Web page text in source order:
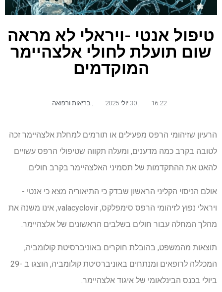
טיפול אנטי -ויראלי לא מראה
שום תועלת לחולי אלצהיימר
המוקדמים
16:22 30 יולי 2025 בריאות ורפואה
הרעיון שזיהומי הרפס מפעילים או תורמים למחלת אלצהיימר זכה
לטובה בקרב כמה מדענים, ומעלה תקווה שטיפולי הרפס עשויים
להאט את ההתקדמות של תסמיני האלצהיימר בקרב חולים.
אולם הניסוי הקליני הראשון שבדק כי התיאוריה מצא כי אנטי -
ויראלי נפוץ לזיהומי הרפס סימפלקס, valacyclovir, אינו משנה את
מהלך המחלה עבור חולים בשלבים הראשונים של אלצהיימר.
תוצאות מהמשפט, בהובלת חוקרים באוניברסיטת קולומביה,
המכללה לרופאים ומנתחים באוניברסיטת קולומביה, הוצגו ב -29
ביולי בכנס הבינלאומי של איגוד אלצהיימר.